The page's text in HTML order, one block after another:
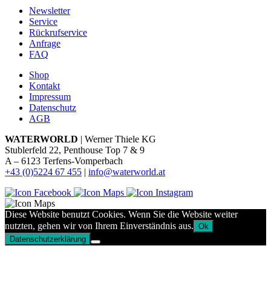
Newsletter
Service
Rückrufservice
Anfrage
FAQ
Shop
Kontakt
Impressum
Datenschutz
AGB
WATERWORLD | Werner Thiele KG
Stublerfeld 22, Penthouse Top 7 & 9
A – 6123 Terfens-Vomperbach
+43 (0)5224 67 455 | info@waterworld.at
Diese Website benutzt Cookies. Wenn Sie die Website weiter
nutzten, gehen wir von Ihrem Einverständnis aus. Ok
Datenschutzerklärung